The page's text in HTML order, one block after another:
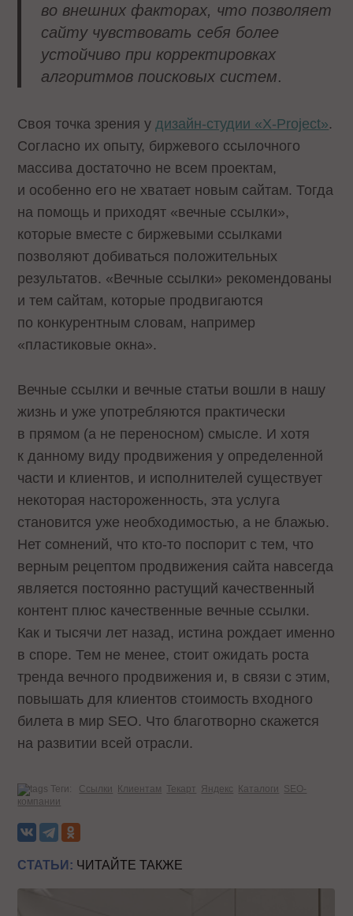
во внешних факторах, что позволяет
сайту чувствовать себя более
устойчиво при корректировках
алгоритмов поисковых систем.
Своя точка зрения у дизайн-студии «X-Project».
Согласно их опыту, биржевого ссылочного
массива достаточно не всем проектам,
и особенно его не хватает новым сайтам. Тогда
на помощь и приходят «вечные ссылки»,
которые вместе с биржевыми ссылками
позволяют добиваться положительных
результатов. «Вечные ссылки» рекомендованы
и тем сайтам, которые продвигаются
по конкурентным словам, например
«пластиковые окна».
Вечные ссылки и вечные статьи вошли в нашу
жизнь и уже употребляются практически
в прямом (а не переносном) смысле. И хотя
к данному виду продвижения у определенной
части и клиентов, и исполнителей существует
некоторая настороженность, эта услуга
становится уже необходимостью, а не блажью.
Нет сомнений, что кто-то поспорит с тем, что
верным рецептом продвижения сайта навсегда
является постоянно растущий качественный
контент плюс качественные вечные ссылки.
Как и тысячи лет назад, истина рождает именно
в споре. Тем не менее, стоит ожидать роста
тренда вечного продвижения и, в связи с этим,
повышать для клиентов стоимость входного
билета в мир SEO. Что благотворно скажется
на развитии всей отрасли.
Теги: Ссылки Клиентам Текарт Яндекс Каталоги SEO-
компании
СТАТЬИ: ЧИТАЙТЕ ТАКЖЕ